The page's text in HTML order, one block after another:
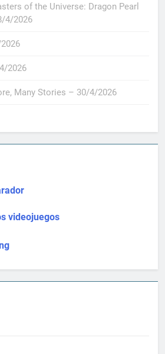
of the Universe: Dragon Pearl
4/2026
2026
Many Stories – 30/4/2026
videojuegos